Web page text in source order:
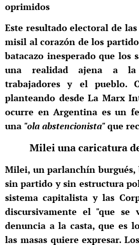
oprimidos
Este resultado electoral de las
misil al corazón de los
batacazo inesperado que los
una realidad ajena a
trabajadores y el pueblo.
planteando desde La Marx
ocurre en Argentina es un
una "ola abstencionista"que
Milei una caricatura
Milei, un parlanchín burgués,
sin partido y sin estructura
sistema capitalista y las
discursivamente el "que se
denuncia a la casta, que es
las masas quiere expresar.